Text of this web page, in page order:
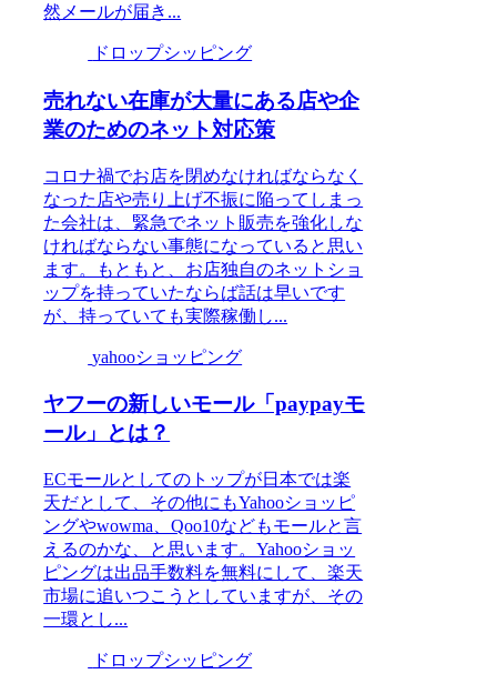
然メールが届き...
ドロップシッピング
売れない在庫が大量にある店や企
業のためのネット対応策
コロナ禍でお店を閉めなければならなく
なった店や売り上げ不振に陥ってしまっ
た会社は、緊急でネット販売を強化しな
ければならない事態になっていると思い
ます。もともと、お店独自のネットショ
ップを持っていたならば話は早いです
が、持っていても実際稼働し...
yahooショッピング
ヤフーの新しいモール「paypayモ
ール」とは？
ECモールとしてのトップが日本では楽
天だとして、その他にもYahooショッピ
ングやwowma、Qoo10などもモールと言
えるのかな、と思います。Yahooショッ
ピングは出品手数料を無料にして、楽天
市場に追いつこうとしていますが、その
一環とし...
ドロップシッピング